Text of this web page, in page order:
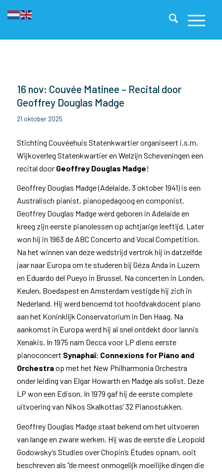
16 nov: Couvée Matinee – Recital door
Geoffrey Douglas Madge
21 oktober 2025
Stichting Couvéehuis Statenkwartier organiseert i.s.m.
Wijkoverleg Statenkwartier en Welzijn Scheveningen een
recital door Geoffrey Douglas Madge!
Geoffrey Douglas Madge (Adelaide, 3 oktober 1941) is een
Australisch pianist, pianopedagoog en componist.
Geoffrey Douglas Madge werd geboren in Adelaide en
kreeg zijn eerste pianolessen op achtjarige leeftijd. Later
won hij in 1963 de ABC Concerto and Vocal Competition.
Na het winnen van deze wedstrijd vertrok hij in datzelfde
jaar naar Europa om te studeren bij Géza Anda in Luzern
en Eduardo del Pueyo in Brussel. Na concerten in Londen,
Keulen, Boedapest en Amsterdam vestigde hij zich in
Nederland. Hij werd benoemd tot hoofdvakdocent piano
aan het Koninklijk Conservatorium in Den Haag. Na
aankomst in Europa werd hij al snel ontdekt door Iannis
Xenakis. In 1975 nam Decca voor LP diens eerste
pianoconcert Synaphaï: Connexions for Piano and
Orchestraop met het New Philharmonia Orchestra
onder leiding van Elgar Howarth en Madge als solist. Deze
LP won een Edison. In 1979 gaf hij de eerste complete
uitvoering van Nikos Skalkottas’ 32 Pianostukken.
Geoffrey Douglas Madge staat bekend om het uitvoeren
van lange en zware werken. Hij was de eerste die Leopold
Godowsky’s Studies over Chopin’s Études opnam, ooit
beschreven als “de meest onmogelijk moeilijke dingen die